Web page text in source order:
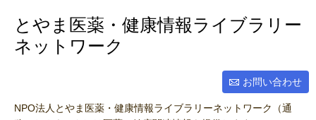
とやま医薬・健康情報ライブラリー
ネットワーク
お問い合わせ
NPO法人とやま医薬・健康情報ライブラリーネットワーク（通